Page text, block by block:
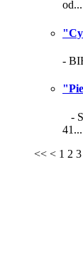
od...
-
-
41...
<< < 1 2 3